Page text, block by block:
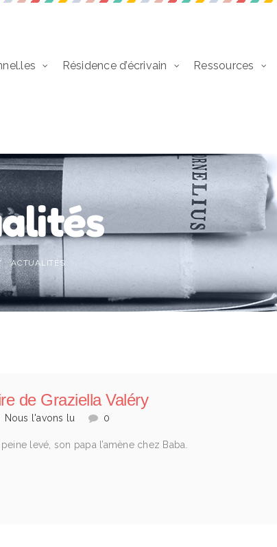
Résidence d’écrivain Ressources
ACTUALITÉS
de Graziella Valéry
Nous l'avons lu 0
levé, son papa l’amène chez Baba.